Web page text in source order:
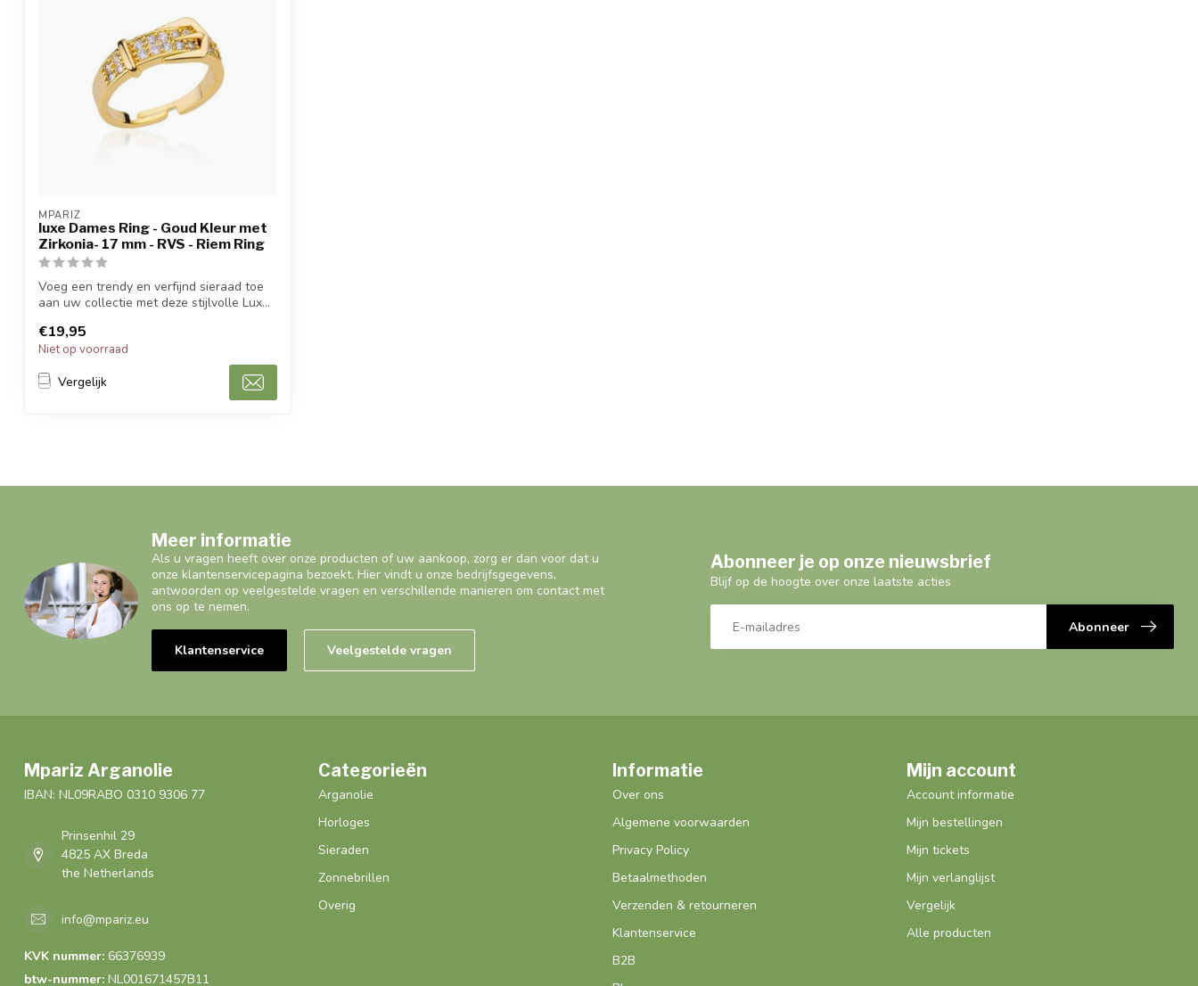
MPARIZ
luxe Dames Ring - Goud Kleur met
Zirkonia- 17 mm - RVS - Riem Ring
Voeg een trendy en verfijnd sieraad toe
aan uw collectie met deze stijlvolle Lux...
€19,95
Niet op voorraad
Vergelijk
Meer informatie
Als u vragen heeft over onze producten of uw aankoop, zorg er dan voor dat u
onze klantenservicepagina bezoekt. Hier vindt u onze bedrijfsgegevens,
antwoorden op veelgestelde vragen en verschillende manieren om contact met
ons op te nemen.
Klantenservice Veelgestelde vragen
Abonneer je op onze nieuwsbrief
Blijf op de hoogte over onze laatste acties
Abonneer
Mpariz Arganolie
IBAN: NL09RABO 0310 9306 77
Prinsenhil 29
4825 AX Breda
the Netherlands
info@mpariz.eu
KVK nummer: 66376939
btw-nummer: NL001671457B11
Categorieën
Arganolie
Horloges
Sieraden
Zonnebrillen
Overig
Informatie
Over ons
Algemene voorwaarden
Privacy Policy
Betaalmethoden
Verzenden & retourneren
Klantenservice
B2B
Mijn account
Account informatie
Mijn bestellingen
Mijn tickets
Mijn verlanglijst
Vergelijk
Alle producten